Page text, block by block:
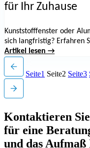
für Ihr Zuhause
Kunststofffenster oder
sich langfristig? Erfahren
Wärmedämmung,
Entscheidung für Ihr
Artikel lesen →
Seite1 Seite2 Seite3
Kontaktieren
für eine
und das